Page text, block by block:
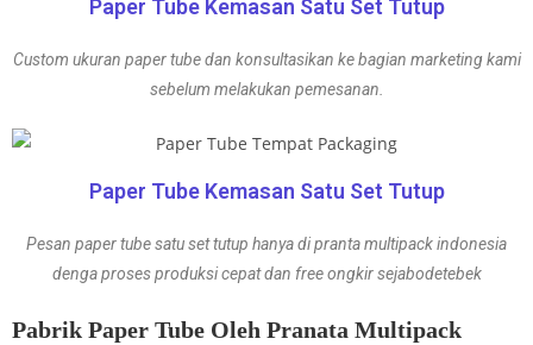
Paper Tube Kemasan Satu Set Tutup
Custom ukuran paper tube dan konsultasikan ke bagian marketing kami
sebelum melakukan pemesanan.
Paper Tube Kemasan Satu Set Tutup
Pesan paper tube satu set tutup hanya di pranta multipack indonesia
denga proses produksi cepat dan free ongkir sejabodetebek
Pabrik Paper Tube Oleh Pranata Multipack